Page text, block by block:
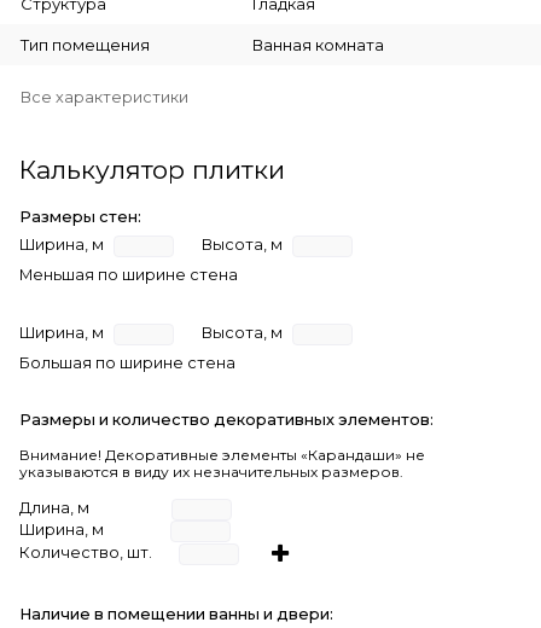
Тип помещения Ванная комната
Все характеристики
Калькулятор плитки
Размеры стен:
Ширина, м
Высота, м
Меньшая по ширине стена
Ширина, м
Высота, м
Большая по ширине стена
Размеры и количество декоративных элементов:
Внимание! Декоративные элементы «Карандаши» не
указываются в виду их незначительных размеров.
Длина, м
Ширина, м
Количество, шт.
Наличие в помещении ванны и двери: